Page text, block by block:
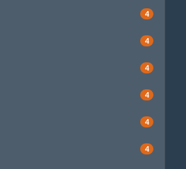
4
4
4
4
4
4